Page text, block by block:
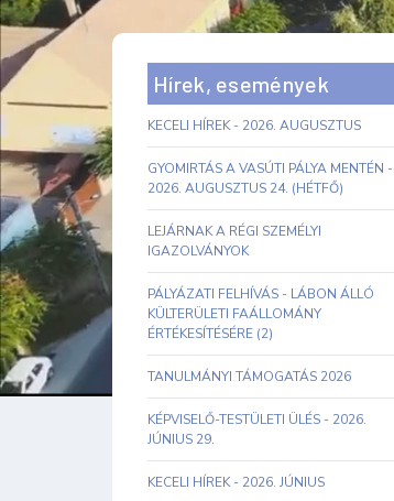
Hírek, események
KECELI HÍREK - 2026. AUGUSZTUS
GYOMIRTÁS A VASÚTI PÁLYA MENTÉN -
2026. AUGUSZTUS 24. (HÉTFŐ)
LEJÁRNAK A RÉGI SZEMÉLYI
IGAZOLVÁNYOK
PÁLYÁZATI FELHÍVÁS - LÁBON ÁLLÓ
KÜLTERÜLETI FAÁLLOMÁNY
ÉRTÉKESÍTÉSÉRE (2)
TANULMÁNYI TÁMOGATÁS 2026
KÉPVISELŐ-TESTÜLETI ÜLÉS - 2026.
JÚNIUS 29.
KECELI HÍREK - 2026. JÚNIUS